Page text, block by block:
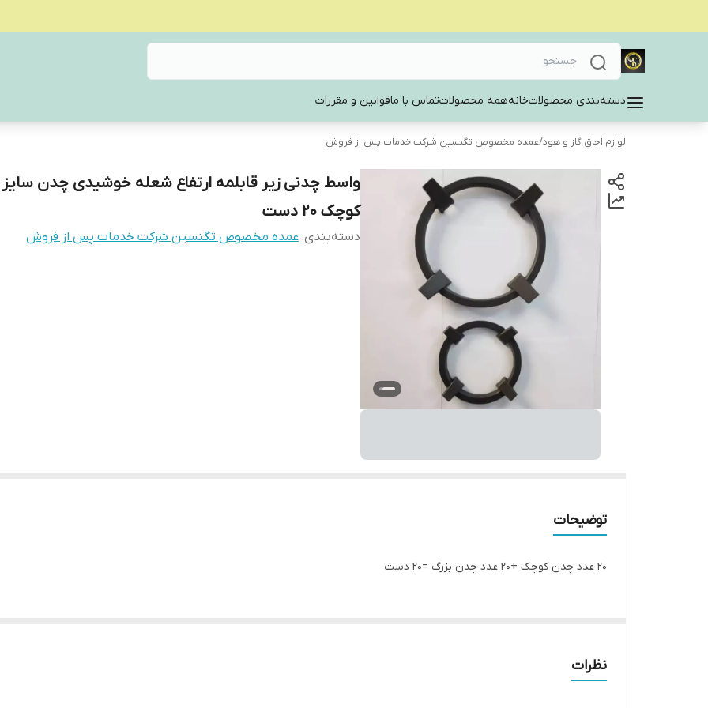
دسته‌بندی محصولاتخانههمه محصولاتتماس با ماقوانین و مقررات
لوازم اجاق گاز و هود/عمده مخصوص تگنسین شرکت خدمات پس از فروش
واسط چدنی زیر قابلمه ارتفاع شعله خوشیدی چدن سایز
کوچک 20 دست
دسته‌بندی: عمده مخصوص تگنسین شرکت خدمات پس از فروش
توضیحات
20 عدد چدن کوچک +20 عدد چدن بزرگ =20 دست
نظرات